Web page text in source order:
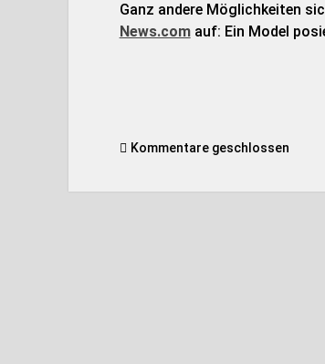
Ganz andere Möglichkeiten
News.comauf: Ein Model
Kommentare geschlossen